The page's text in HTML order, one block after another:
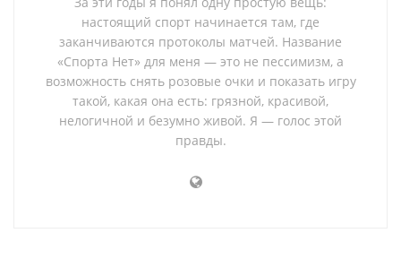
настоящий спорт начинается там, где
заканчиваются протоколы матчей. Название
«Спорта Нет» для меня — это не пессимизм, а
возможность снять розовые очки и показать игру
такой, какая она есть: грязной, красивой,
нелогичной и безумно живой. Я — голос этой
правды.